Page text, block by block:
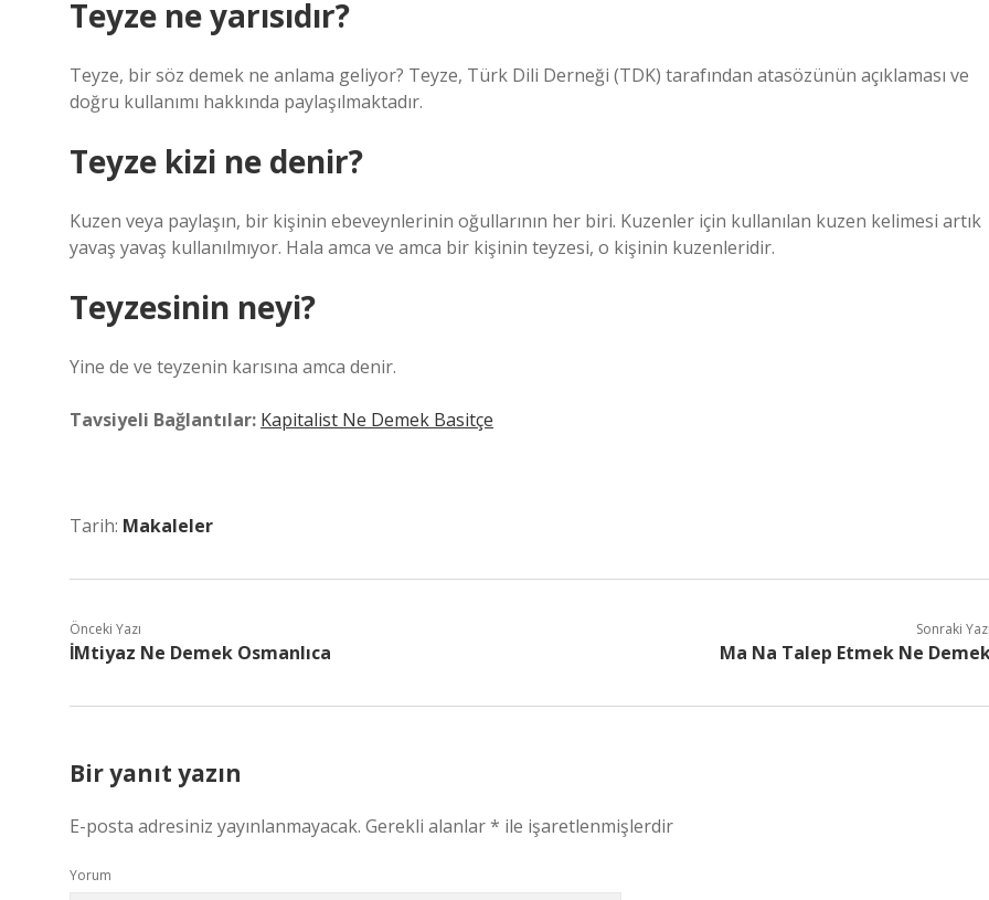
Teyze ne yarısıdır?
Teyze, bir söz demek ne anlama geliyor? Teyze, Türk Dili Derneği (TDK) tarafından atasözünün açıklaması ve
doğru kullanımı hakkında paylaşılmaktadır.
Teyze kizi ne denir?
Kuzen veya paylaşın, bir kişinin ebeveynlerinin oğullarının her biri. Kuzenler için kullanılan kuzen kelimesi artık
yavaş yavaş kullanılmıyor. Hala amca ve amca bir kişinin teyzesi, o kişinin kuzenleridir.
Teyzesinin neyi?
Yine de ve teyzenin karısına amca denir.
Tavsiyeli Bağlantılar: Kapitalist Ne Demek Basitçe
Tarih: Makaleler
Önceki Yazı
İMtiyaz Ne Demek Osmanlıca
Sonraki Yazı
Ma Na Talep Etmek Ne
Bir yanıt yazın
E-posta adresiniz yayınlanmayacak. Gerekli alanlar* ile işaretlenmişlerdir
Yorum